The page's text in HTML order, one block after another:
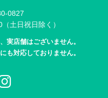
0827
土日祝日除く）
実店舗はございません。
も対応しておりません。